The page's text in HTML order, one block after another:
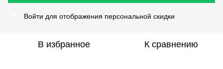
Войти для отображения персональной скидки
В избранное К сравнению